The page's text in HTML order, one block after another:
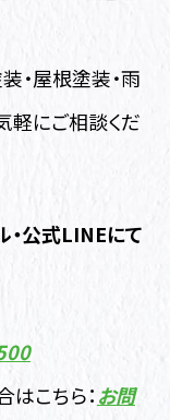
・屋根塗装・雨
軽にご相談くだ
・公式LINEにて
こちら：お問